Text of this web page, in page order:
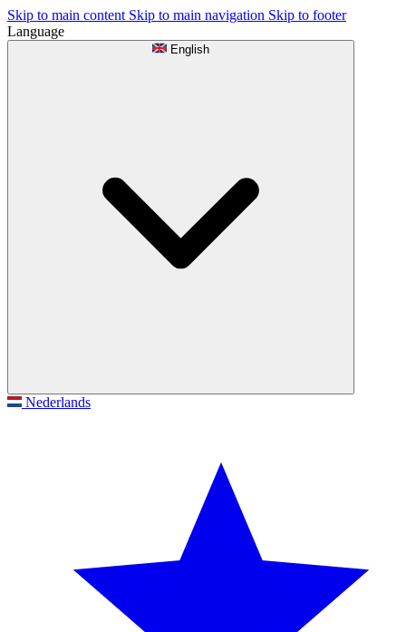
Skip to main content Skip to main navigation Skip to footer
Language
English
Nederlands